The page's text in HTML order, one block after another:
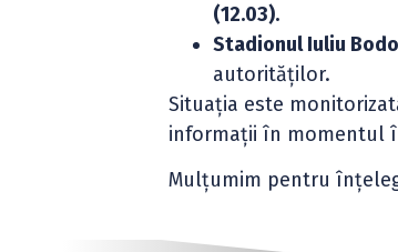
(12.03).
Stadionul Iuliu
autorităților.
Situația este
informații în momentul
Mulțumim pentru